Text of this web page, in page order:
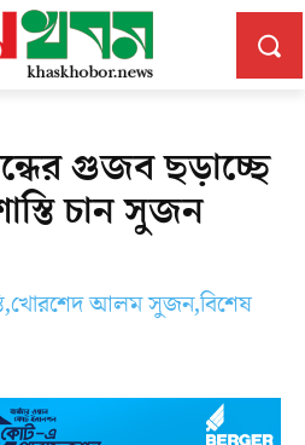
গুজব ছড়াচ্ছে
চান সুজন